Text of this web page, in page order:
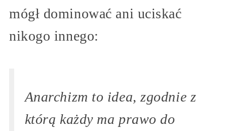
mógł dominować ani uciskać
nikogo innego:
Anarchizm to idea, zgodnie z
którą każdy ma prawo do